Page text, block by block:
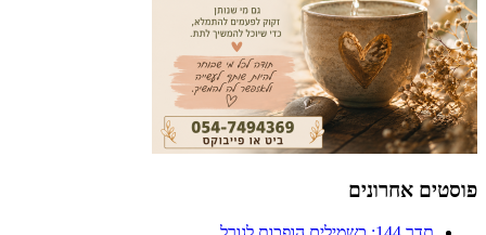
פוסטים אחרונים